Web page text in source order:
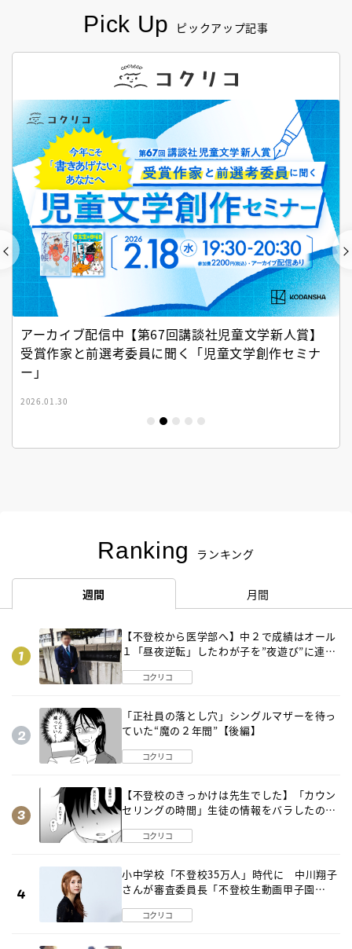
Pick Up ピックアップ記事
アーカイブ配信中【第67回講談社児童文学新人賞】
受賞作家と前選考委員に聞く「児童文学創作セミナ
ー」
2026.01.30
Ranking ランキング
週間 月間
【不登校から医学部へ】中２で成績はオール
１「昼夜逆転」したわが子を”夜遊び”に連れ
コクリコ
「正社員の落とし穴」シングルマザーを待っ
ていた“魔の２年間”【後編】
コクリコ
【不登校のきっかけは先生でした】「カウン
セリングの時間」生徒の情報をバラしたの
コクリコ
小中学校「不登校35万人」時代に 中川翔子
さんが審査委員長「不登校生動画甲子園
コクリコ